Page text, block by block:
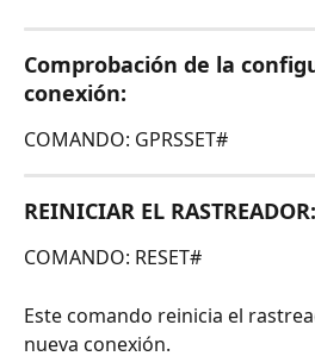
Comprobación de la
conexión:
COMANDO: GPRSSET#
REINICIAR EL RASTREADOR:
COMANDO: RESET#
Este comando reinicia el
nueva conexión.